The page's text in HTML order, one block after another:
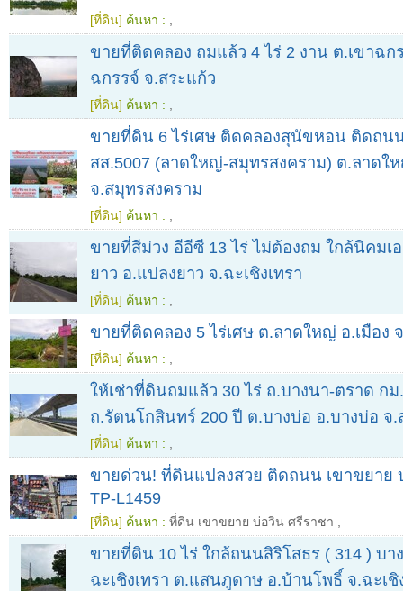
[ที่ดิน] ค้นหา :
ขายที่ติดคลอง ถมแล้ว 4 ไร่ 2 งาน ต.เขาฉก
ฉกรรจ์ จ.สระแก้ว
[ที่ดิน] ค้นหา :
ขายที่ดิน 6 ไร่เศษ ติดคลองสุนัขหอน ติดถน
สส.5007 (ลาดใหญ่-สมุทรสงคราม) ต.ลาดใ
จ.สมุทรสงคราม
[ที่ดิน] ค้นหา :
ขายที่สีม่วง อีอีซี 13 ไร่ ไม่ต้องถม ใกล้นิคมเ
ยาว อ.แปลงยาว จ.ฉะเชิงเทรา
[ที่ดิน] ค้นหา :
ขายที่ติดคลอง 5 ไร่เศษ ต.ลาดใหญ่ อ.เมือง
[ที่ดิน] ค้นหา :
ให้เช่าที่ดินถมแล้ว 30 ไร่ ถ.บางนา-ตราด กม
ถ.รัตนโกสินทร์ 200 ปี ต.บางบ่อ อ.บางบ่อ จ.
[ที่ดิน] ค้นหา :
ขายด่วน! ที่ดินแปลงสวย ติดถนน เขาขยาย
TP-L1459
[ที่ดิน] ค้นหา : ที่ดิน เขาขยาย บ่อวิน ศรีราชา
ขายที่ดิน 10 ไร่ ใกล้ถนนสิริโสธร ( 314 ) บา
ฉะเชิงเทรา ต.แสนภูดาษ อ.บ้านโพธิ์ จ.ฉะเชิ